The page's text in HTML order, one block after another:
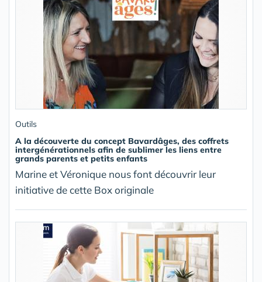
Outils
A la découverte du concept Bavardâges, des coffrets
intergénérationnels afin de sublimer les liens entre
grands parents et petits enfants
Marine et Véronique nous font découvrir leur
initiative de cette Box originale